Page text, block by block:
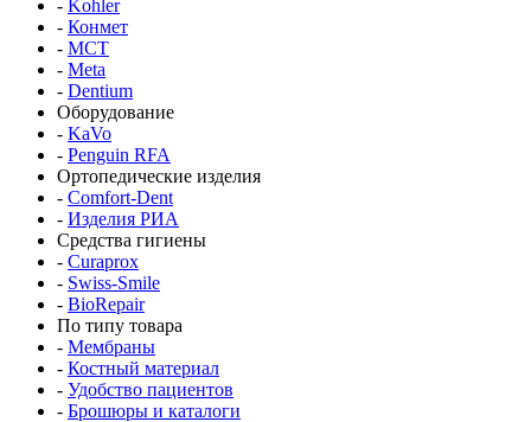
- Kohler
- Конмет
- MCT
- Meta
- Dentium
Оборудование
- KaVo
- Penguin RFA
Ортопедические изделия
- Comfort-Dent
- Изделия РИА
Средства гигиены
- Curaprox
- Swiss-Smile
- BioRepair
По типу товара
- Мембраны
- Костный материал
- Удобство пациентов
- Брошюры и каталоги